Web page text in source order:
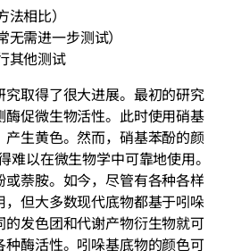
相比）
需进一步测试）
其他测试
取得了很大进展。最初的研究
促微生物活性。此时使用硝基
生黄色。然而，硝基苯酚的颜
难以在微生物学中可靠地使用。
或萘胺。如今，尽管有各种各样
，但大多数现代底物都基于吲哚
发色团和代谢产物衍生物就可
种酶活性。吲哚基底物的颜色可